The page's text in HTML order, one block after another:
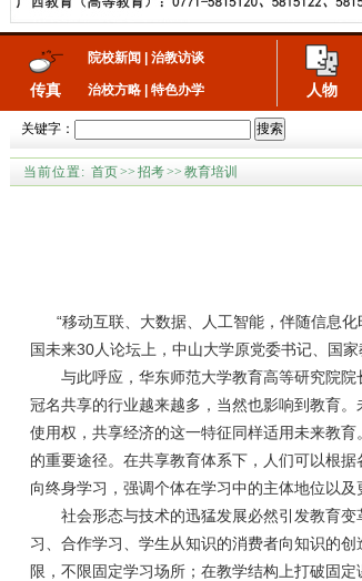
传真
院校新闻 治教访谈
治校方略 特色办学 人物
关键字： 搜索
当前位置: 首页>> 招考>> 教育培训
“移动互联、大数据、人工智能，伴随信息化
国未来30人论坛上，中山大学原党委书记、国
与此呼应，华东师范大学教育高等研究院
冠名共享的行业越来越多，当然也影响到教育
使用权，共享经济的这一特征同样适用未来教
的重要途径。在共享教育体系下，人们可以根
向终身学习，强调个体在学习中的主体地位以及
社会形态与技术的迅猛发展必然引发教育
习、合作学习、学生从知识的消费者向知识的
限，不限固定学习场所；在教学结构上打破固